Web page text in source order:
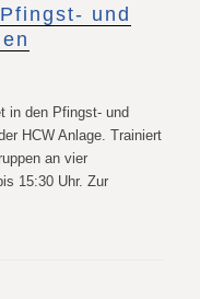
und
in den Pfingst- und
HCW Anlage. Trainiert
an vier
15:30 Uhr. Zur